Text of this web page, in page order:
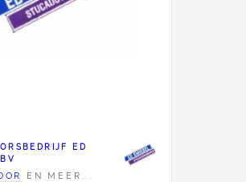
ED
EN MEER...